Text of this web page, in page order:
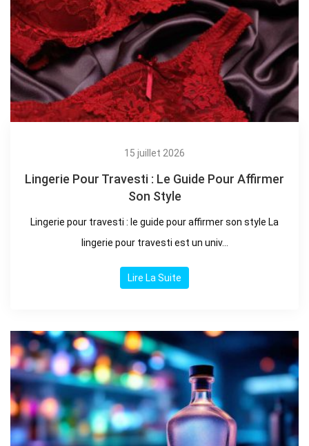
15 juillet 2026
Lingerie Pour Travesti : Le Guide Pour Affirmer
Son Style
Lingerie pour travesti : le guide pour affirmer son style La
lingerie pour travesti est un univ...
Lire La Suite